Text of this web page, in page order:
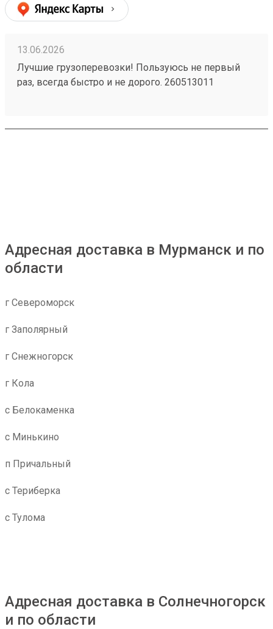
13.06.2026
Лучшие грузоперевозки! Пользуюсь не первый
раз, всегда быстро и не дорого. 260513011
Адресная доставка в Мурманск и по
области
г Североморск
г Заполярный
г Снежногорск
г Кола
с Белокаменка
с Минькино
п Причальный
с Териберка
с Тулома
Адресная доставка в Солнечногорск
и по области